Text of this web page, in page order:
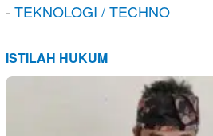
-TEKNOLOGI / TECHNO
ISTILAH HUKUM